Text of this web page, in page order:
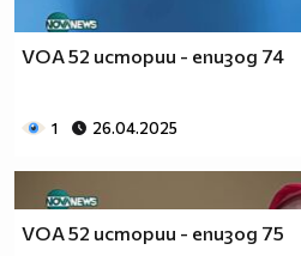
VOA 52 истории - епизод 74
1 26.04.2025
VOA 52 истории - епизод 75